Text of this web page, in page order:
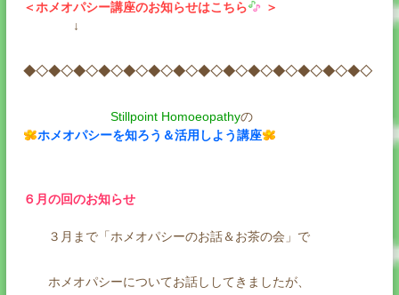
＜ホメオパシー講座のお知らせはこちら
＞
↓
◆◇◆◇◆◇◆◇◆◇◆◇◆◇◆◇◆◇◆◇◆◇◆◇◆◇◆◇
Stillpoint Homoeopathyの
ホメオパシーを知ろう＆活用しよう講座
６月の回のお知らせ
３月まで「ホメオパシーのお話＆お茶の会」で
ホメオパシーについてお話ししてきましたが、